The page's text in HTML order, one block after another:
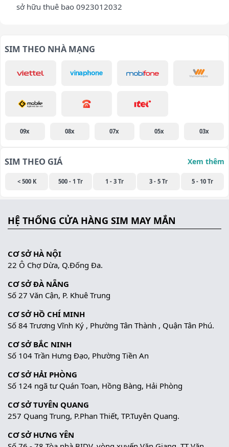
sở hữu thuê bao 0923012032
SIM THEO NHÀ MẠNG
09x 08x 07x 05x 03x
SIM THEO GIÁ Xem thêm
< 500 K 500 - 1 Tr 1 - 3 Tr 3 - 5 Tr 5 - 10 Tr
HỆ THỐNG CỬA HÀNG SIM MAY MẮN
CƠ SỞ HÀ NỘI
22 Ô Chợ Dừa, Q.Đống Đa.
CƠ SỞ ĐÀ NẴNG
Số 27 Văn Cận, P. Khuê Trung
CƠ SỞ HỒ CHÍ MINH
Số 84 Trương Vĩnh Ký , Phường Tân Thành , Quận Tân Phú.
CƠ SỞ BẮC NINH
Số 104 Trần Hưng Đạo, Phường Tiền An
CƠ SỞ HẢI PHÒNG
Số 124 ngã tư Quán Toan, Hồng Bàng, Hải Phòng
CƠ SỞ TUYÊN QUANG
257 Quang Trung, P.Phan Thiết, TP.Tuyên Quang.
CƠ SỞ HƯNG YÊN